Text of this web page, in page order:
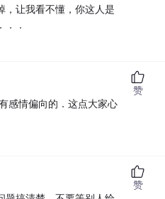
，让我看不懂，你这人是
．
感情偏向的．这点大家心
赞
赞